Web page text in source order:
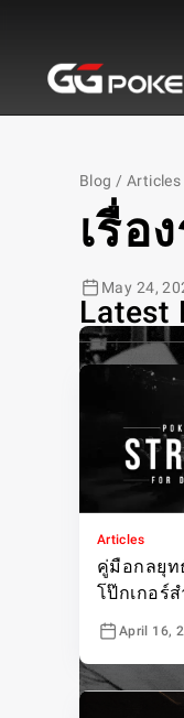
Blog / Articles
เรื่อ
May 24,
Latest
Articles
คู่มือกลยุท
โป๊กเกอร์
April 16,